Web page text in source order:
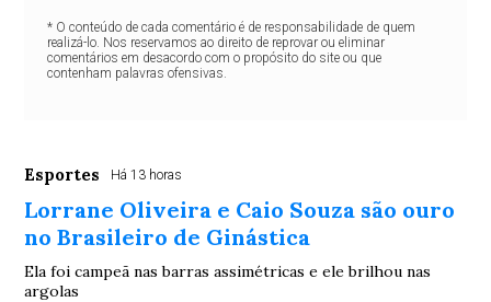
* O conteúdo de cada comentário é de responsabilidade de quem
realizá-lo. Nos reservamos ao direito de reprovar ou eliminar
comentários em desacordo com o propósito do site ou que
contenham palavras ofensivas.
Esportes Há 13 horas
Lorrane Oliveira e Caio Souza são ouro
no Brasileiro de Ginástica
Ela foi campeã nas barras assimétricas e ele brilhou nas
argolas